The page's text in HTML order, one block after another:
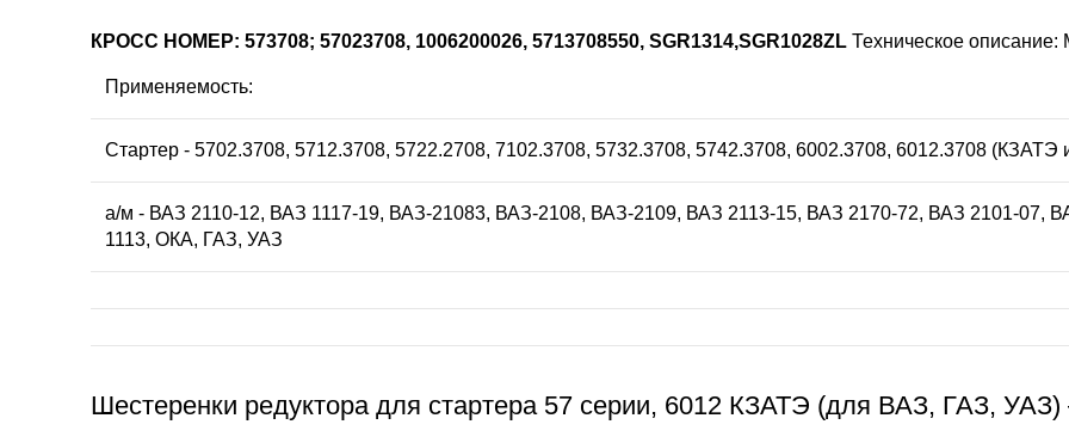
КРОСС НОМЕР: 573708; 57023708, 1006200026, 5713708550, SGR1314,SGR1028ZL Техническое описание:
Применяемость:
Стартер - 5702.3708, 5712.3708, 5722.2708, 7102.3708, 5732.3708, 5742.3708, 6002.3708, 6012.3708 (КЗАТЭ
а/м - ВАЗ 2110-12, ВАЗ 1117-19, ВАЗ-21083, ВАЗ-2108, ВАЗ-2109, ВАЗ 2113-15, ВАЗ 2170-72, ВАЗ 2101-07,
1113, ОКА, ГАЗ, УАЗ
Шестеренки редуктора для стартера 57 серии, 6012 КЗАТЭ (для ВАЗ, ГАЗ,